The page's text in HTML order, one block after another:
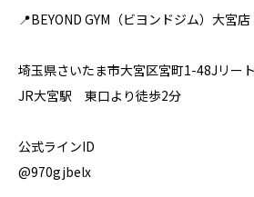
📍BEYOND GYM（ビヨンドジム）大宮店
埼玉県さいたま市大宮区宮町1-48Jリー
JR大宮駅 東口より徒歩2分
公式ラインID
@970gjbelx